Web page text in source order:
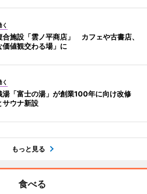
合施設「雲ノ平商店」 カフェや古書店、
価値観交わる場」に
湯「富士の湯」が創業100年に向け改修
サウナ新設
もっと見る
食べる